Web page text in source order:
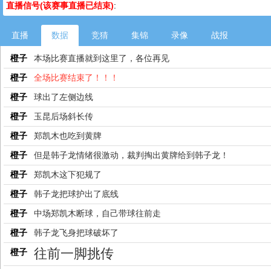
直播信号(该赛事直播已结束):
直播 数据 竞猜 集锦 录像 战报
橙子 本场比赛直播就到这里了，各位再见
橙子 全场比赛结束了！！！
橙子 球出了左侧边线
橙子 玉昆后场斜长传
橙子 郑凯木也吃到黄牌
橙子 但是韩子龙情绪很激动，裁判掏出黄牌给到韩子龙！
橙子 郑凯木这下犯规了
橙子 韩子龙把球护出了底线
橙子 中场郑凯木断球，自己带球往前走
橙子 韩子龙飞身把球破坏了
橙子 往前一脚挑传